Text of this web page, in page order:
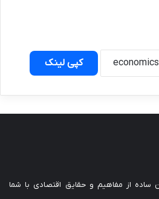
کپی لینک
ساده از مفاهیم و حقایق اقتصادی با شما